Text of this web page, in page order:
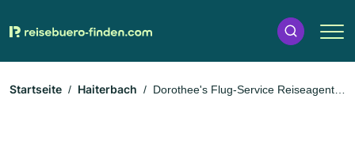
Startseite Haiterbach
Dorothee's Flug-Service Reiseagentur